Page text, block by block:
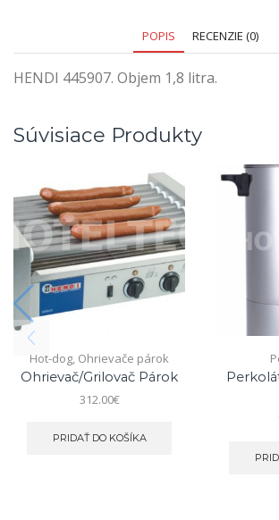
POPIS RECENZIE (0)
HENDI 445907. Objem 1,8 litra.
Súvisiace Produkty
Hot-dog, Ohrievače párok
Ohrievač/grilovač Párok
312.00€
PRIDAŤ DO KOŠÍKA